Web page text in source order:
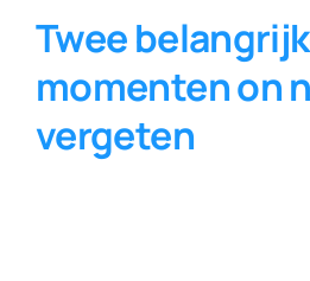
Twee
momenten on
vergeten